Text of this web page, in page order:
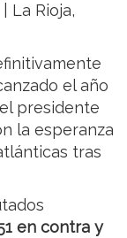
La Rioja,
el año
presidente
la esperanza
tras
en contra y